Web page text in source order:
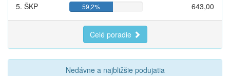
5. ŠKP
59,2% 643,00
Celé poradie
Nedávne a najbližšie podujatia